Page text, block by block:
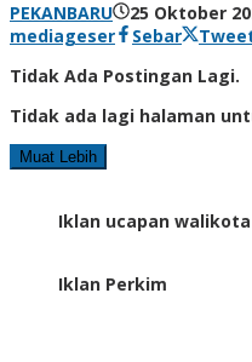
PEKANBARU
25 Oktober
mediageser
Sebar
Tidak Ada Postingan Lagi.
Tidak ada lagi halaman
Muat Lebih
Iklan ucapan
Iklan Perkim